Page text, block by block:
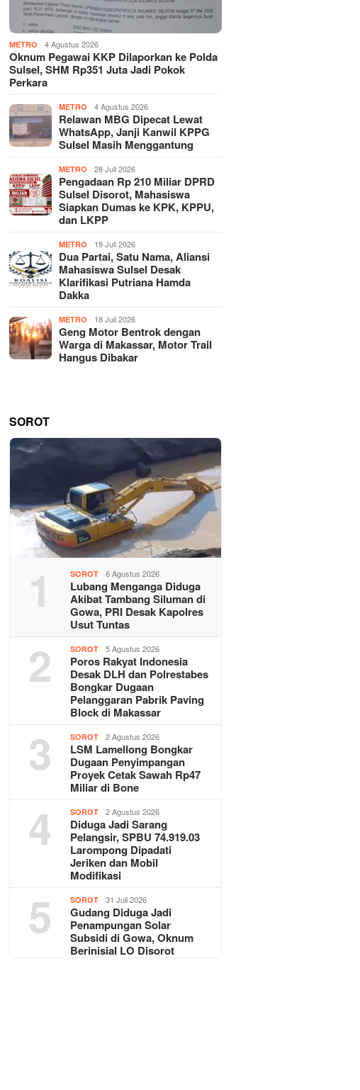
METRO 4 Agustus 2026
Oknum Pegawai KKP Dilaporkan ke Polda
Sulsel, SHM Rp351 Juta Jadi Pokok
Perkara
METRO 4 Agustus 2026
Relawan MBG Dipecat Lewat
WhatsApp, Janji Kanwil KPPG
Sulsel Masih Menggantung
METRO 28 Juli 2026
Pengadaan Rp 210 Miliar DPRD
Sulsel Disorot, Mahasiswa
Siapkan Dumas ke KPK, KPPU,
dan LKPP
METRO 19 Juli 2026
Dua Partai, Satu Nama, Aliansi
Mahasiswa Sulsel Desak
Klarifikasi Putriana Hamda
Dakka
METRO 18 Juli 2026
Geng Motor Bentrok dengan
Warga di Makassar, Motor Trail
Hangus Dibakar
SOROT
1 SOROT 6 Agustus 2026
Lubang Menganga Diduga
Akibat Tambang Siluman di
Gowa, PRI Desak Kapolres
Usut Tuntas
2 SOROT 5 Agustus 2026
Poros Rakyat Indonesia
Desak DLH dan Polrestabes
Bongkar Dugaan
Pelanggaran Pabrik Paving
Block di Makassar
3 SOROT 2 Agustus 2026
LSM Lamellong Bongkar
Dugaan Penyimpangan
Proyek Cetak Sawah Rp47
Miliar di Bone
4 SOROT 2 Agustus 2026
Diduga Jadi Sarang
Pelangsir, SPBU 74.919.03
Larompong Dipadati
Jeriken dan Mobil
Modifikasi
5 SOROT 31 Juli 2026
Gudang Diduga Jadi
Penampungan Solar
Subsidi di Gowa, Oknum
Berinisial LO Disorot